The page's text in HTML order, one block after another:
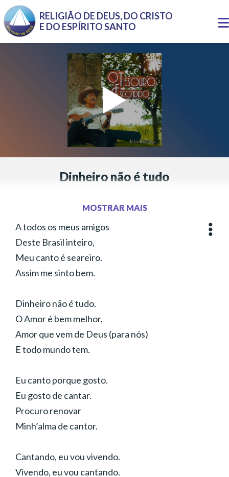
Pular para o conteúdo principal
RELIGIÃO DE DEUS, DO CRISTO
E DO ESPÍRITO SANTO
Dinheiro não é tudo
João Barbosa
Gênero:Sertanejo
MOSTRAR MAIS
Mais
A todos os meus amigos
Deste Brasil inteiro,
Meu canto é seareiro.
Assim me sinto bem.
Dinheiro não é tudo.
O Amor é bem melhor,
Amor que vem de Deus (para nós)
E todo mundo tem.
Eu canto porque gosto.
Eu gosto de cantar.
Procuro renovar
Minh’alma de cantor.
Cantando, eu vou vivendo.
Vivendo, eu vou cantando.